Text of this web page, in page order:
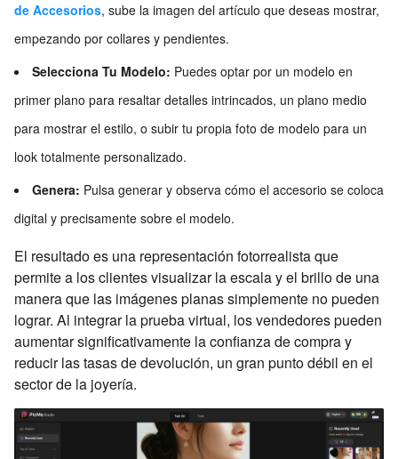
de Accesorios, sube la imagen del artículo que deseas mostrar,
empezando por collares y pendientes.
Selecciona Tu Modelo: Puedes optar por un modelo en
primer plano para resaltar detalles intrincados, un plano medio
para mostrar el estilo, o subir tu propia foto de modelo para un
look totalmente personalizado.
Genera: Pulsa generar y observa cómo el accesorio se coloca
digital y precisamente sobre el modelo.
El resultado es una representación fotorrealista que
permite a los clientes visualizar la escala y el brillo de una
manera que las imágenes planas simplemente no pueden
lograr. Al integrar la prueba virtual, los vendedores pueden
aumentar significativamente la confianza de compra y
reducir las tasas de devolución, un gran punto débil en el
sector de la joyería.